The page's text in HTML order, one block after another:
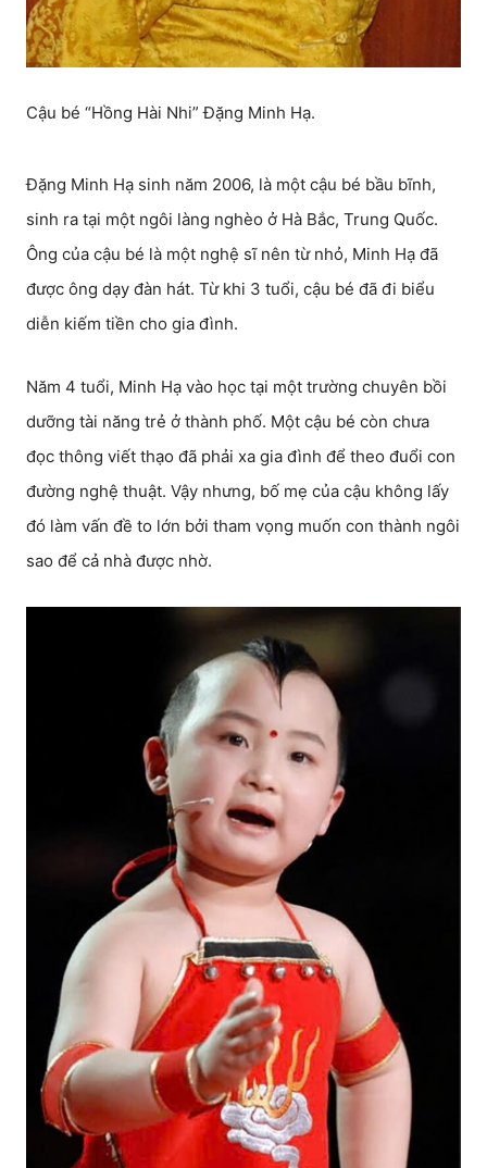
Cậu bé “Hồng Hài Nhi” Đặng Minh Hạ.
Đặng Minh Hạ sinh năm 2006, là một cậu bé bầu bĩnh,
sinh ra tại một ngôi làng nghèo ở Hà Bắc, Trung Quốc.
Ông của cậu bé là một nghệ sĩ nên từ nhỏ, Minh Hạ đã
được ông dạy đàn hát. Từ khi 3 tuổi, cậu bé đã đi biểu
diễn kiếm tiền cho gia đình.
Năm 4 tuổi, Minh Hạ vào học tại một trường chuyên bồi
dưỡng tài năng trẻ ở thành phố. Một cậu bé còn chưa
đọc thông viết thạo đã phải xa gia đình để theo đuổi con
đường nghệ thuật. Vậy nhưng, bố mẹ của cậu không lấy
đó làm vấn đề to lớn bởi tham vọng muốn con thành ngôi
sao để cả nhà được nhờ.